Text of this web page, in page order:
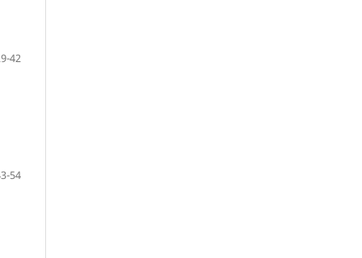
42
54